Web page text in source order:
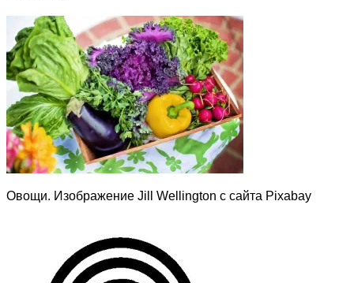
Овощи. Изображение Jill Wellington с сайта Pixabay